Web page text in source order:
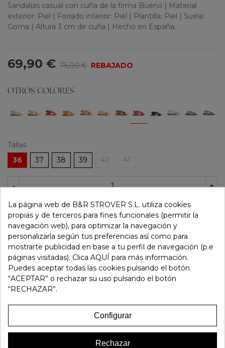
Sandalias casual con cuña de la firma Bueno | Material
exterior: Piel | Forrado interior: Piel | Plantilla: Piel | Suela:
Goma | Altura 3 cm de cuña | Hecho en España.
69,90 € 75,00 € REBAJADO
OTROS COLORES
Tallas
36
37 38 39 40 41
- +
Añadir Al Carrito
Referencia: 199756
Marca: Bueno
Favorito 0
La página web de B&R STROVER S.L. utiliza cookies
propias y de terceros para fines funcionales (permitir la
navegación web), para optimizar la navegación y
personalizarla según tus preferencias así como para
mostrarte publicidad en base a tu perfil de navegación (p.e
páginas visitadas). Clica AQUÍ para más información.
Puedes aceptar todas las cookies pulsando el botón
“ACEPTAR” o rechazar su uso pulsando el botón
“RECHAZAR”.
Configurar
Rechazar